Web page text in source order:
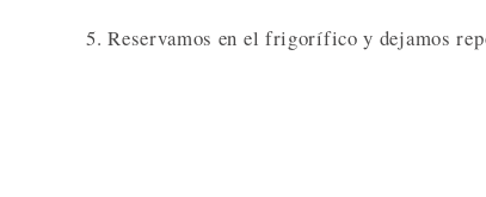
5. Reservamos en el frigorífico y dejamos